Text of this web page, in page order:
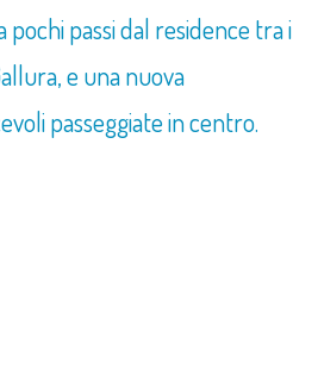
pochi passi dal residence tra i
e una nuova
passeggiate in centro.